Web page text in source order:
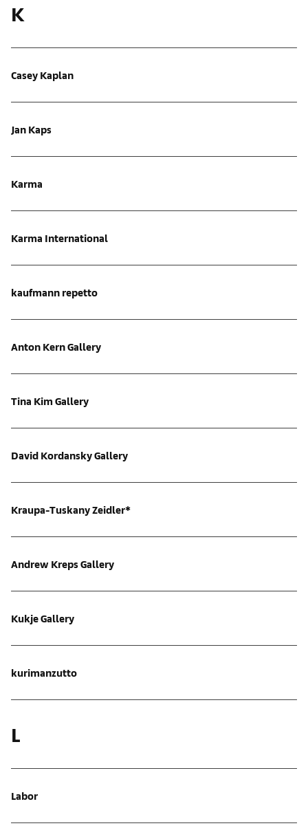
K
Casey Kaplan
Jan Kaps
Karma
Karma International
kaufmann repetto
Anton Kern Gallery
Tina Kim Gallery
David Kordansky Gallery
Kraupa-Tuskany Zeidler*
Andrew Kreps Gallery
Kukje Gallery
kurimanzutto
L
Labor